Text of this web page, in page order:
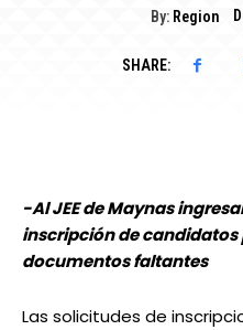
By: Region
SHARE:
-Al JEE de Maynas
inscripción de candidatos
documentos faltantes
Las solicitudes de